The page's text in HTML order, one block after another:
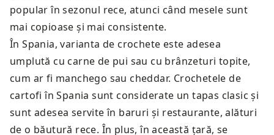
popular în sezonul rece, atunci când mesele sunt
mai copioase și mai consistente.
În Spania, varianta de crochete este adesea
umplută cu carne de pui sau cu brânzeturi topite,
cum ar fi manchego sau cheddar. Crochetele de
cartofi în Spania sunt considerate un tapas clasic și
sunt adesea servite în baruri și restaurante, alături
de o băutură rece. În plus, în această țară, se